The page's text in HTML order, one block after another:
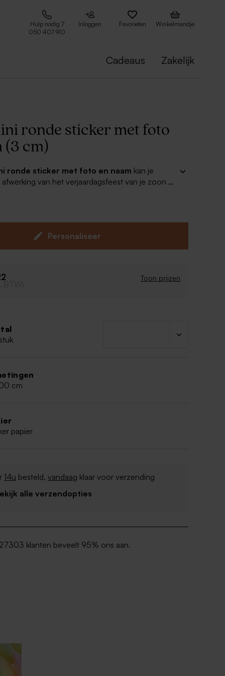
Hulp nodig ?
050 407 910
Inloggen Favorieten Winkelmandje
Cadeaus Zakelijk
ronde sticker met foto
(3 cm)
ronde sticker met foto en naam kan je
van het verjaardagsfeest van je zoon of
Personaliseer
Toon prijzen
cm
papier
14u besteld,vandaag klaar voor verzending
alle verzendopties
klanten beveelt 95% ons aan.